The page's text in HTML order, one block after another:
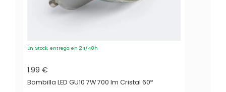
En Stock, entrega en 24/48h
1.99 €
Bombilla LED GU10 7W 700 lm Cristal 60º